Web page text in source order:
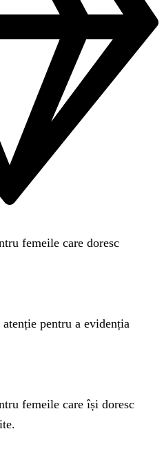
femeile care doresc
pentru a evidenția
femeile care își doresc